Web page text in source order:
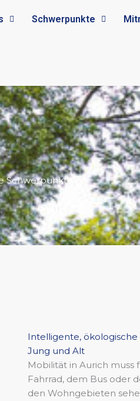
Schwerpunkte
Schwerpunkte
Intelligente,
Jung und Alt
Mobilität in Aurich muss
Fahrrad, dem Bus oder
den Wohngebieten